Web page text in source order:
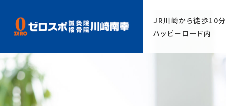
JR川崎から徒歩10分
ハッピーロード内